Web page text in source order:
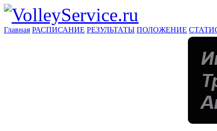
Главная РАСПИСАНИЕ РЕЗУЛЬТАТЫ ПОЛОЖЕНИЕ